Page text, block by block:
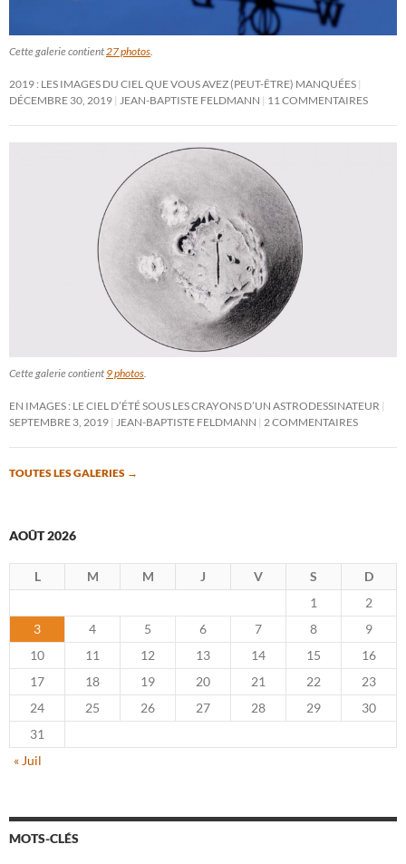
Cette galerie contient 27 photos
2019 : LES IMAGES DU CIEL QUE VOUS AVEZ (PEUT-ÊTRE) MANQUÉES
DÉCEMBRE 30, 2019
JEAN-BAPTISTE FELDMANN 11 COMMENTAIRES
Cette galerie contient 9 photos
EN IMAGES : LE CIEL D’ÉTÉ SOUS LES CRAYONS D’UN ASTRODESSINATEUR
SEPTEMBRE 3, 2019
JEAN-BAPTISTE FELDMANN 2 COMMENTAIRES
TOUTES LES GALERIES →
AOÛT 2026
L M M J V S
D
1
2
3
4 5 6 7 8
9
10
11 12 13 14 15
16
17
18 19 20 21 22
23
24
25 26 27 28 29
30
31
« Juil
MOTS-CLÉS